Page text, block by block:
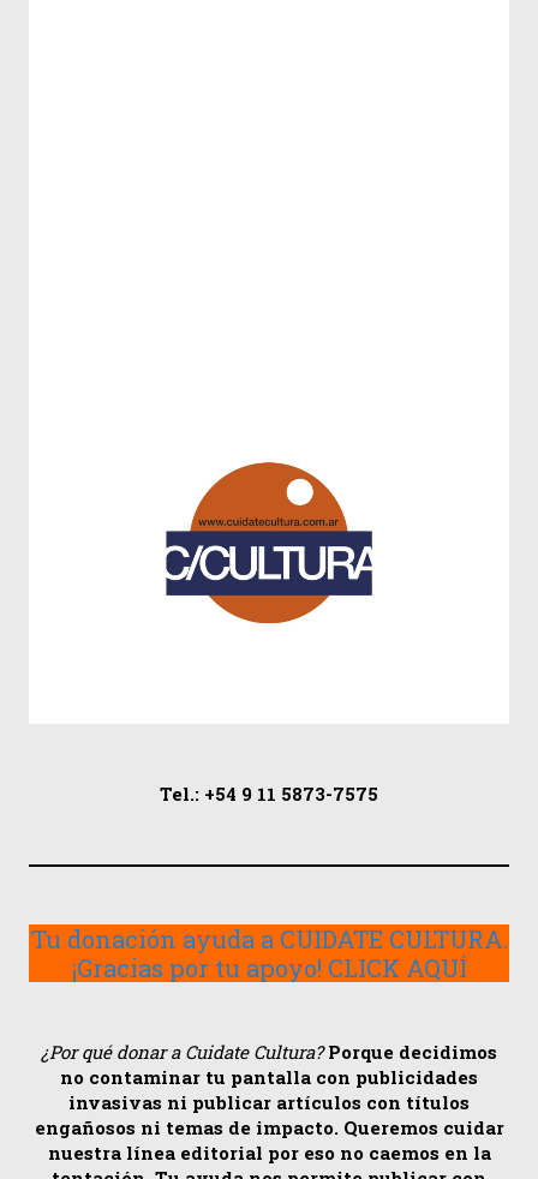
Tel.: +54 9 11 5873-7575
Tu donación ayuda a CUIDATE CULTURA.
¡Gracias por tu apoyo! CLICK AQUÍ
¿Por qué donar a Cuidate Cultura?Porque decidimos
no contaminar tu pantalla con publicidades
invasivas ni publicar artículos con títulos
engañosos ni temas de impacto. Queremos cuidar
nuestra línea editorial por eso no caemos en la